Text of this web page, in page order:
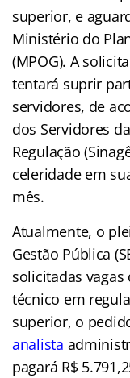
superior, e
Ministério do
(MPOG). A
tentará suprir
servidores, de
dos Servidores
Regulação
celeridade em
mês.
Atualmente, o
Gestão Pública
solicitadas
técnico em
superior, o
analista
pagará R$